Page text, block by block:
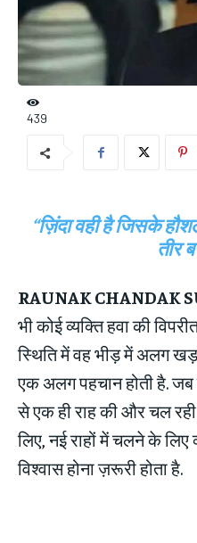
439
“ज़िंदा वही है जिसके
तीर
RAUNAK CHANDAK
भी कोई व्यक्ति हवा की
स्थिति में वह भीड़ में अलग
एक अलग पहचान होती है. जब
से एक ही राह की और चल
लिए, नई राहों में चलने के
विश्वास होना ज़रूरी होता है.